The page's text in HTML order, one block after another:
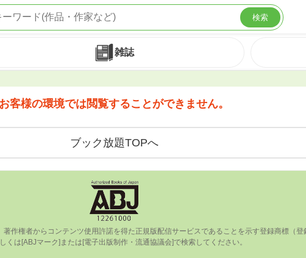
検索
雑誌
お客様の環境では閲覧することができません。
ブック放題TOPへ
作権者からコンテンツ使⽤許諾を得た正規版配信サービスであることを⽰す登録商標（登